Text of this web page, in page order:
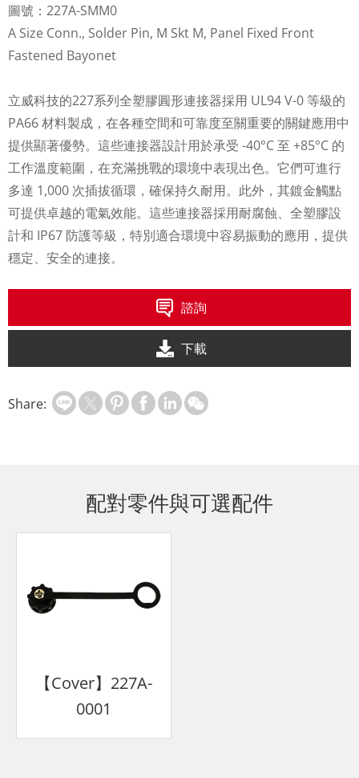
圖號：227A-SMM0
A Size Conn., Solder Pin, M Skt M, Panel Fixed Front
Fastened Bayonet
立威科技的227系列全塑膠圓形連接器採用 UL94 V-0 等級的
PA66 材料製成，在各種空間和可靠度至關重要的關鍵應用中
提供顯著優勢。這些連接器設計用於承受 -40°C 至 +85°C 的
工作溫度範圍，在充滿挑戰的環境中表現出色。它們可進行
多達 1,000 次插拔循環，確保持久耐用。此外，其鍍金觸點
可提供卓越的電氣效能。這些連接器採用耐腐蝕、全塑膠設
計和 IP67 防護等級，特別適合環境中容易振動的應用，提供
穩定、安全的連接。
諮詢
下載
Share:
配對零件與可選配件
【Cover】227A-
0001